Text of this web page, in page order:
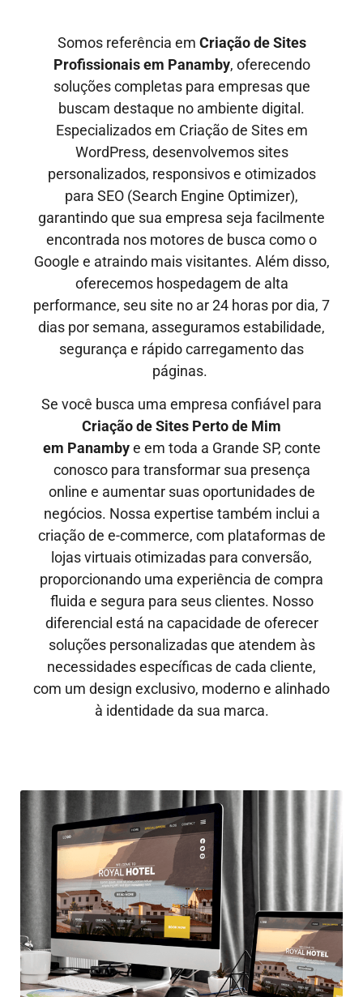
Somos referência em Criação de Sites
Profissionais em Panamby, oferecendo
soluções completas para empresas que
buscam destaque no ambiente digital.
Especializados em Criação de Sites em
WordPress, desenvolvemos sites
personalizados, responsivos e otimizados
para SEO (Search Engine Optimizer),
garantindo que sua empresa seja facilmente
encontrada nos motores de busca como o
Google e atraindo mais visitantes. Além disso,
oferecemos hospedagem de alta
performance, seu site no ar24 horas por dia, 7
dias por semana, asseguramos estabilidade,
segurança e rápido carregamento das
páginas.
Se você busca uma empresa confiável para
Criação de Sites Perto de Mim
em Panambye em toda a Grande SP, conte
conosco para transformar sua presença
online e aumentar suas oportunidades de
negócios. Nossa expertise também inclui a
criação de e-commerce, com plataformas de
lojas virtuais otimizadas para conversão,
proporcionando uma experiência de compra
fluida e segura para seus clientes. Nosso
diferencial está na capacidade de oferecer
soluções personalizadas que atendem às
necessidades específicas de cada cliente,
com um design exclusivo, moderno e alinhado
à identidade da sua marca.